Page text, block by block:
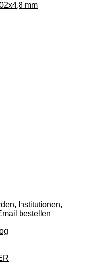
mm
Institutionen,
bestellen